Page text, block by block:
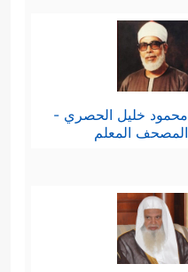
محمود خليل الحصري -
المصحف المعلم